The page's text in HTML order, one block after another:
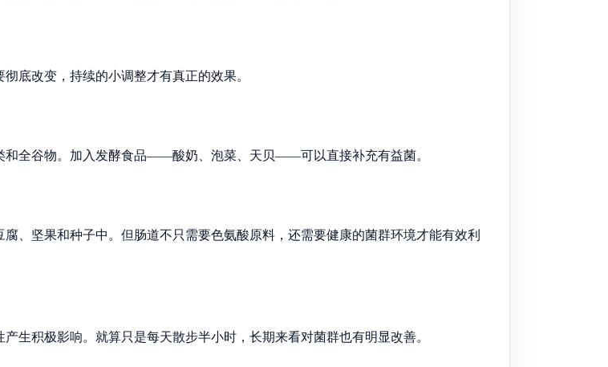
底改变，持续的小调整才有真正的效果。
和全谷物。加入发酵食品——酸奶、泡菜、天贝——可以直接补充有益菌。
、坚果和种子中。但肠道不只需要色氨酸原料，还需要健康的菌群环境才能有效利
生积极影响。就算只是每天散步半小时，长期来看对菌群也有明显改善。